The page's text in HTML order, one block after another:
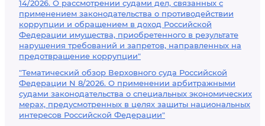
14/2026. О рассмотрении судами дел, связанных с
применением законодательства о противодействии
коррупции и обращением в доход Российской
Федерации имущества, приобретенного в результате
нарушения требований и запретов, направленных на
предотвращение коррупции"
"Тематический обзор Верховного суда Российской
Федерации N 8/2026. О применении арбитражными
судами законодательства о специальных экономических
мерах, предусмотренных в целях защиты национальных
интересов Российской Федерации"